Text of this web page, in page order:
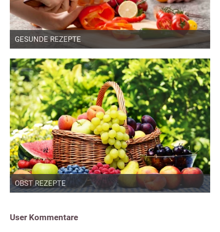
GESUNDE REZEPTE
OBST REZEPTE
User Kommentare